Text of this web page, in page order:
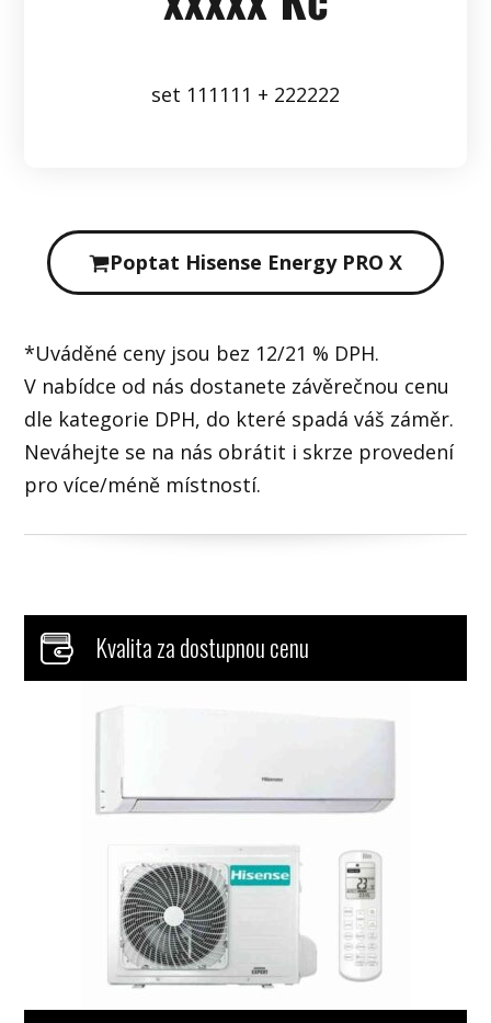
set 111111 + 222222
Poptat Hisense Energy PRO X
*Uváděné ceny jsou bez 12/21 % DPH.
V nabídce od nás dostanete závěrečnou cenu
dle kategorie DPH, do které spadá váš záměr.
Neváhejte se na nás obrátit i skrze provedení
pro více/méně místností.
Kvalita za dostupnou cenu